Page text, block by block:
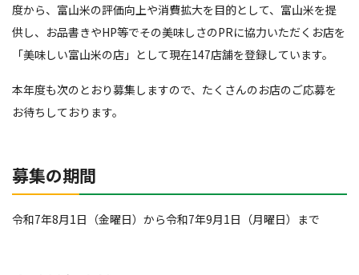
度から、富山米の評価向上や消費拡大を目的として、富山米を提
供し、お品書きやHP等でその美味しさのPRに協力いただくお店を
「美味しい富山米の店」として現在147店舗を登録しています。
本年度も次のとおり募集しますので、たくさんのお店のご応募を
お待ちしております。
募集の期間
令和7年8月1日（金曜日）から令和7年9月1日（月曜日）まで